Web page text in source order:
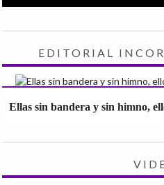
EDITORIAL
Ellas sin bandera y sin himno,